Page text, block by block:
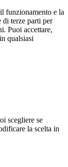
funzionamento e la
di terze parti per
Puoi accettare,
qualsiasi
scegliere se
la scelta in